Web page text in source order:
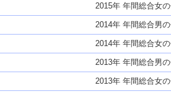
2015年 年間総合女
2014年 年間総合男
2014年 年間総合女
2013年 年間総合男
2013年 年間総合女